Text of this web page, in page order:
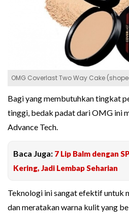
OMG Coverlast Two Way Cake
Bagi yang membutuhkan tingkat
tinggi, bedak padat dari OMG ini
Advance Tech.
Baca Juga: 7 Lip Balm dengan
Kering, Jadi Lembap Seharian
Teknologi ini sangat efektif untuk
dan meratakan warna kulit yang